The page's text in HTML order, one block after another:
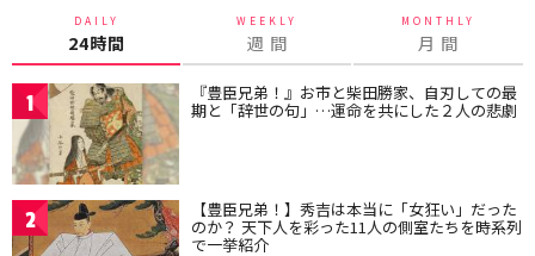
DAILY
24時間
WEEKLY
週 間
MONTHLY
月 間
1 『豊臣兄弟！』お市と柴田勝家、自刃しての最
期と「辞世の句」…運命を共にした２人の悲劇
2 【豊臣兄弟！】秀吉は本当に「女狂い」だった
のか？ 天下人を彩った11人の側室たちを時系列
で一挙紹介